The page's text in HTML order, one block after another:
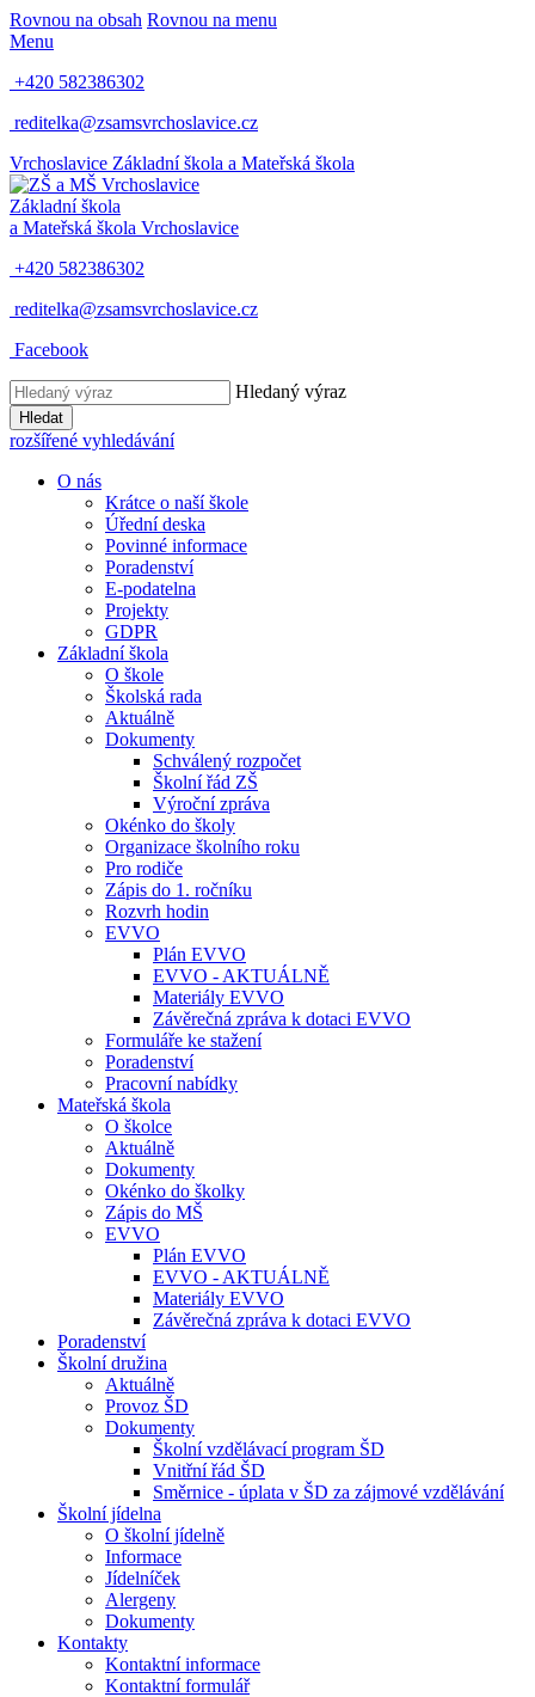
Rovnou na obsah Rovnou na menu
Menu
+420 582386302
reditelka@zsamsvrchoslavice.cz
Vrchoslavice Základní škola a Mateřská škola
Základní škola
a Mateřská škola Vrchoslavice
+420 582386302
reditelka@zsamsvrchoslavice.cz
Facebook
Hledaný výraz
Hledat
rozšířené vyhledávání
O nás
Krátce o naší škole
Úřední deska
Povinné informace
Poradenství
E-podatelna
Projekty
GDPR
Základní škola
O škole
Školská rada
Aktuálně
Dokumenty
Schválený rozpočet
Školní řád ZŠ
Výroční zpráva
Okénko do školy
Organizace školního roku
Pro rodiče
Zápis do 1. ročníku
Rozvrh hodin
EVVO
Plán EVVO
EVVO - AKTUÁLNĚ
Materiály EVVO
Závěrečná zpráva k dotaci EVVO
Formuláře ke stažení
Poradenství
Pracovní nabídky
Mateřská škola
O školce
Aktuálně
Dokumenty
Okénko do školky
Zápis do MŠ
EVVO
Plán EVVO
EVVO - AKTUÁLNĚ
Materiály EVVO
Závěrečná zpráva k dotaci EVVO
Poradenství
Školní družina
Aktuálně
Provoz ŠD
Dokumenty
Školní vzdělávací program ŠD
Vnitřní řád ŠD
Směrnice - úplata v ŠD za zájmové vzdělávání
Školní jídelna
O školní jídelně
Informace
Jídelníček
Alergeny
Dokumenty
Kontakty
Kontaktní informace
Kontaktní formulář